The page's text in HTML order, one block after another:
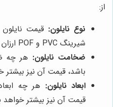
از:
نوع نایلون:
شیرینگ PVC و POF ارزان تر است.
ضخامت نایلون: هر چه
باشد، قیمت آن نیز بیشتر
ابعاد نایلون: هر چه
قیمت آن نیز بیشتر خواهد